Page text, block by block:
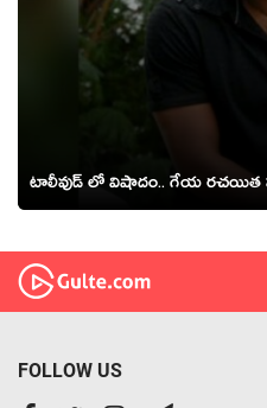
టాలీవుడ్ లో విషాదం.. గేయ రచయిత
FOLLOW US